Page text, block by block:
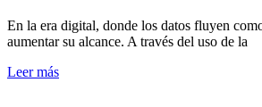
En la era digital, donde los datos fluyen
aumentar su alcance. A través del uso de la
Leer más